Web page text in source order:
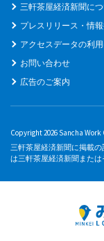
三軒茶屋経済新聞に
プレスリリース・情
アクセスデータの利
お問い合わせ
広告のご案内
Copyright 2026 Sancha
三軒茶屋経済新聞に掲載
は三軒茶屋経済新聞または